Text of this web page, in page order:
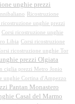
unghie prezzi
Ricostruzione
ricostruzione unghie prezzi
Corsi ricostruzione unghie
Libia Corsi ricostruzione
ricostruzione unghie Tor
prezzi Olgiata
ciglia prezzi Metro Jonio
unghie Cortina d'Ampezzo
Pantan Monastero
Casal del Marmo